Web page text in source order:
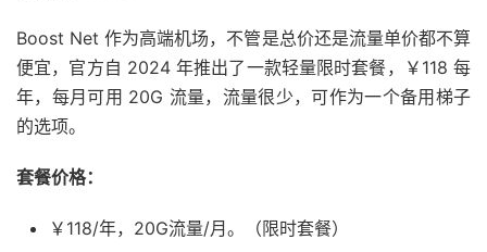
Boost Net 作为高端机场，不管是总价还是流量单价都不算
便宜，官方自 2024 年推出了一款轻量限时套餐，￥118 每
年，每月可用 20G 流量，流量很少，可作为一个备用梯子
的选项。
套餐价格：
￥118/年，20G流量/月。（限时套餐）